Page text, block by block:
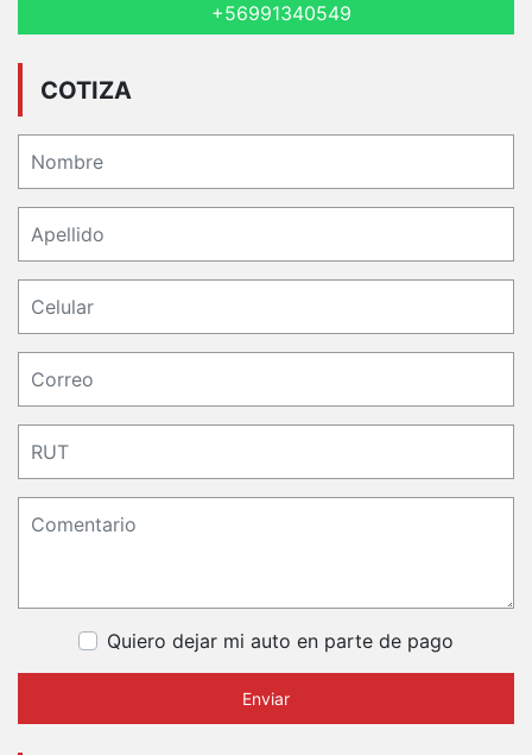
+56991340549
COTIZA
Quiero dejar mi auto en parte de pago
Enviar